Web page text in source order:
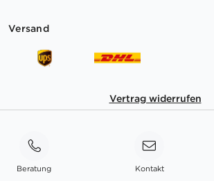
Versand
Vertrag widerrufen
Beratung Kontakt